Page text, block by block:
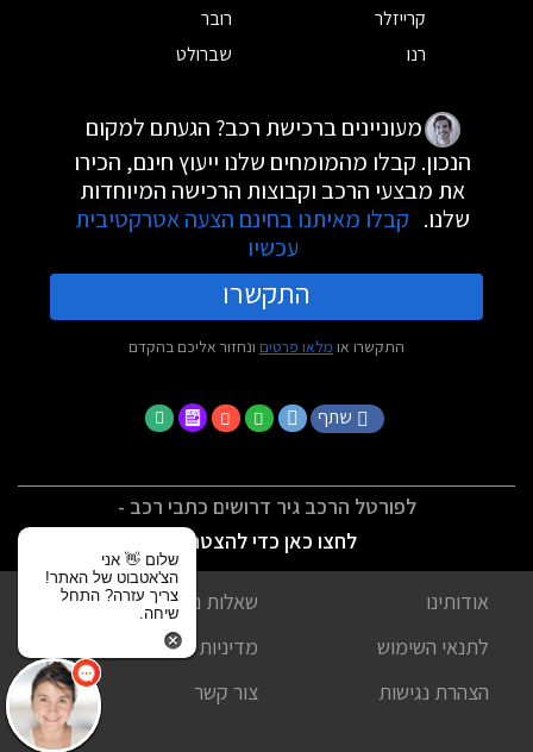
קרייזלר
רובר
רנו
שברולט
מעוניינים ברכישת רכב? הגעתם למקום
הנכון. קבלו מהמומחים שלנו ייעוץ חינם, הכירו
את מבצעי הרכב וקבוצות הרכישה המיוחדות
שלנו. קבלו מאיתנו בחינם הצעה אטרקטיבית
עכשיו
התקשרו
התקשרו או מלאו פרטים ונחזור אליכם בהקדם
שתף
לפורטל הרכב גיר דרושים כתבי רכב -
לחצו כאן כדי להצטרף
אודותינו
שאלות נפוצות
לתנאי השימוש
מדיניות פרטיות
הצהרת נגישות
צור קשר
שלום 👋 אני
הצ'אטבוט של האתר!
צריך עזרה? התחל
שיחה.